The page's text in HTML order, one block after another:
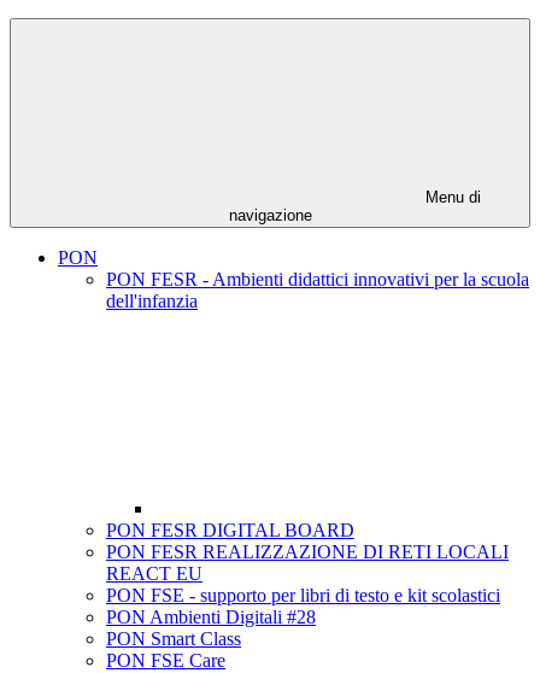
Menu di
navigazione
PON
PON FESR - Ambienti didattici innovativi per la scuola
dell'infanzia
PON FESR DIGITAL BOARD
PON FESR REALIZZAZIONE DI RETI LOCALI
REACT EU
PON FSE - supporto per libri di testo e kit scolastici
PON Ambienti Digitali #28
PON Smart Class
PON FSE Care